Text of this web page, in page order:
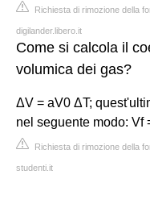
Richiesta di rimozione della
digilander.libero.it
Come si calcola il
volumica dei gas?
ΔV = aV0 ΔT;
nel seguente modo: Vf
Richiesta di rimozione della
studenti.it